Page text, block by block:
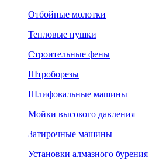
Отбойные молотки
Тепловые пушки
Строительные фены
Штроборезы
Шлифовальные машины
Мойки высокого давления
Затирочные машины
Установки алмазного бурения